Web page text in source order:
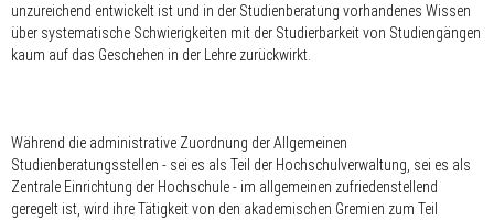
unzureichend entwickelt ist und in der Studienberatung vorhandenes Wissen
über systematische Schwierigkeiten mit der Studierbarkeit von Studiengängen
kaum auf das Geschehen in der Lehre zurückwirkt.
Während die administrative Zuordnung der Allgemeinen
Studienberatungsstellen - sei es als Teil der Hochschulverwaltung, sei es als
Zentrale Einrichtung der Hochschule - im allgemeinen zufriedenstellend
geregelt ist, wird ihre Tätigkeit von den akademischen Gremien zum Teil